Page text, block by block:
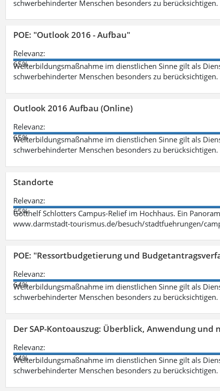
schwerbehinderter Menschen besonders zu berücksichtigen.
POE: "Outlook 2016 - Aufbau"
Relevanz:
65%
Weiterbildungsmaßnahme im dienstlichen Sinne gilt als
schwerbehinderter Menschen besonders zu berücksichtigen.
Outlook 2016 Aufbau (Online)
Relevanz:
65%
Weiterbildungsmaßnahme im dienstlichen Sinne gilt als
schwerbehinderter Menschen besonders zu berücksichtigen.
Standorte
Relevanz:
65%
Gotthelf Schlotters Campus-Relief im Hochhaus. Ein
www.darmstadt-tourismus.de/besuch/stadtfuehrungen/
POE: "Ressortbudgetierung und
Relevanz:
64%
Weiterbildungsmaßnahme im dienstlichen Sinne gilt als
schwerbehinderter Menschen besonders zu berücksichtigen.
Der SAP-Kontoauszug: Überblick, Anwendung
Relevanz:
64%
Weiterbildungsmaßnahme im dienstlichen Sinne gilt als
schwerbehinderter Menschen besonders zu berücksichtigen.